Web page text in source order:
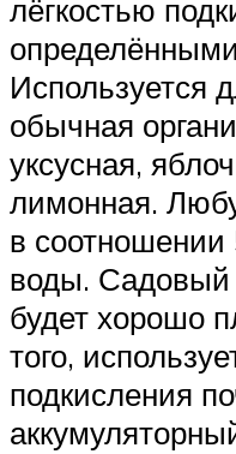
лёгкостью
Используется
обычная
уксусная,
лимонная.
в соотношении
воды. Садовый
будет хорошо
того,
подкисления